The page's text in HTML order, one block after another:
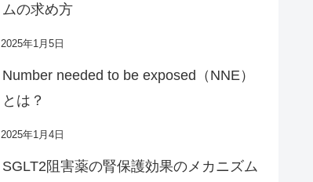
ムの求め方
2025年1月5日
Number needed to be exposed（NNE）
とは？
2025年1月4日
SGLT2阻害薬の腎保護効果のメカニズム